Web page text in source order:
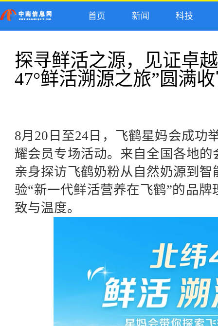
首页 新闻 科技
探寻鲜活之源，见证卓
47°鲜活溯源之旅”圆满
8月20日至24日，飞鹤星妈会成功
耀会员专场活动。来自全国各地
亲身探访飞鹤奶粉从自然奶源到
验“新一代鲜活营养在飞鹤”的品
致与温度。